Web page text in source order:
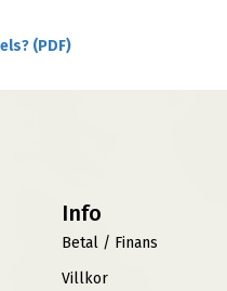
(PDF)
Info
Betal / Finans
Villkor